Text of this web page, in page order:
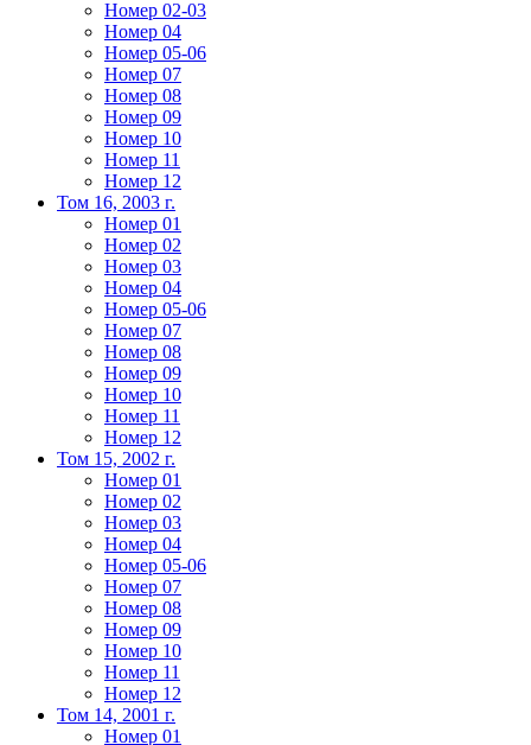
Номер 02-03
Номер 04
Номер 05-06
Номер 07
Номер 08
Номер 09
Номер 10
Номер 11
Номер 12
Том 16, 2003 г.
Номер 01
Номер 02
Номер 03
Номер 04
Номер 05-06
Номер 07
Номер 08
Номер 09
Номер 10
Номер 11
Номер 12
Том 15, 2002 г.
Номер 01
Номер 02
Номер 03
Номер 04
Номер 05-06
Номер 07
Номер 08
Номер 09
Номер 10
Номер 11
Номер 12
Том 14, 2001 г.
Номер 01